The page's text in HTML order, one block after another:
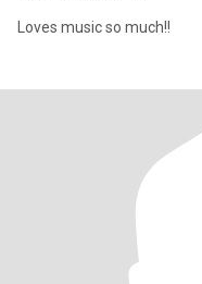
Loves music so much!!